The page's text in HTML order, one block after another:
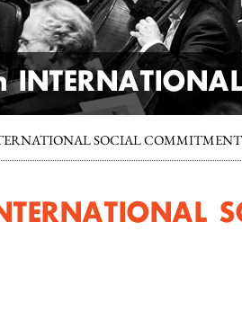
SOCIAL COMMITMENT